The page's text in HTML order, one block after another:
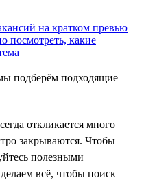
подберём подходящие
откликается много
закрываются. Чтобы
полезными
всё, чтобы поиск